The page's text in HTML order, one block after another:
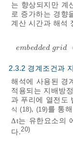
는 향상되지만 계
로 증가하는 경향
계산 시간과 해석
embedded grid
embedded
2.3.2 경계조건과
해석에 사용된 경
적용되는 지배방
과 푸리에 열전도
식 (18), (19)를 통
Δt는 유한요소의
다.20)